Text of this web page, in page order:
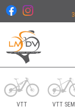
Le Marché du Vélo
VTT
VTT